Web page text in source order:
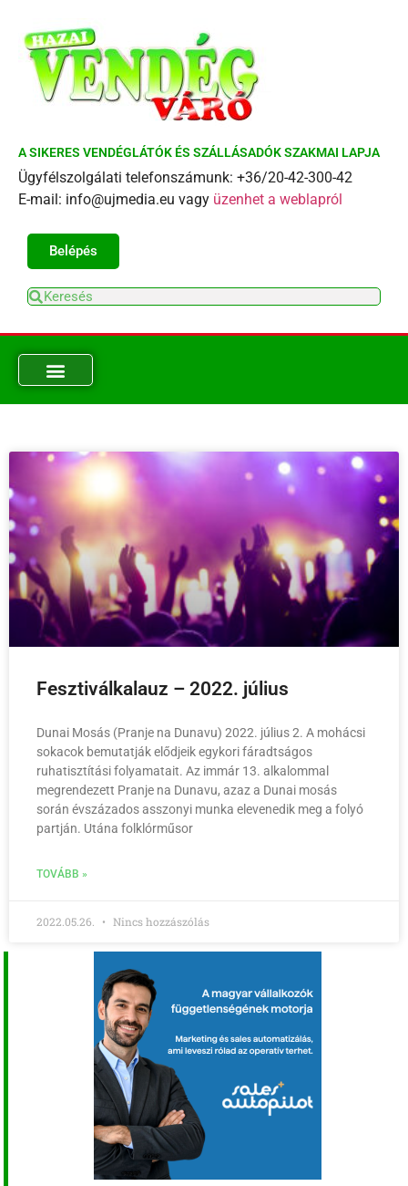
A SIKERES VENDÉGLÁTÓK ÉS SZÁLLÁSADÓK SZAKMAI LAPJA
Ügyfélszolgálati telefonszámunk: +36/20-42-300-42
E-mail: info@ujmedia.eu vagy üzenhet a weblapról
Belépés
Fesztiválkalauz – 2022. július
Dunai Mosás (Pranje na Dunavu) 2022. július 2. A mohácsi
sokacok bemutatják elődjeik egykori fáradtságos
ruhatisztítási folyamatait. Az immár 13. alkalommal
megrendezett Pranje na Dunavu, azaz a Dunai mosás
során évszázados asszonyi munka elevenedik meg a folyó
partján. Utána folklórműsor
TOVÁBB »
2022.05.26. Nincs hozzászólás